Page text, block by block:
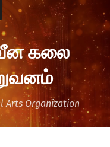
கலை
Arts Organization